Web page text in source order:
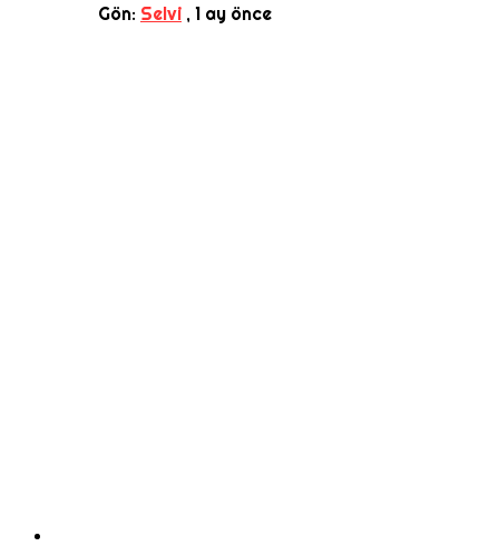
Gön: Selvi , 1 ay önce